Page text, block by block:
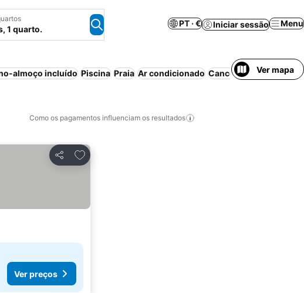
1 quarto.
PT · € Iniciar sessão Menu
almoço incluído Piscina Praia Ar condicionado Cancelamento gratuito
Ver mapa
Como os pagamentos influenciam os resultados
Partilhar
Adicionar aos favoritos
Ver preços